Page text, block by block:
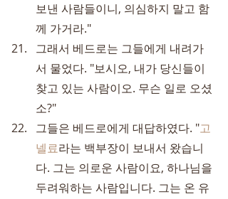
보낸 사람들이니, 의심하지 말고 함
께 가거라."
그래서 베드로는 그들에게 내려가
서 물었다. "보시오, 내가 당신들이
찾고 있는 사람이오. 무슨 일로 오셨
소?"
그들은 베드로에게 대답하였다. "고
넬료라는 백부장이 보내서 왔습니
다. 그는 의로운 사람이요, 하나님을
두려워하는 사람입니다. 그는 온 유